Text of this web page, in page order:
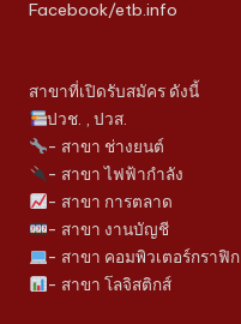
Facebook/etb.info
สาขาที่เปิดรับสมัคร ดังนี้
ปวช. , ปวส.
- สาขา ช่างยนต์
- สาขา ไฟฟ้ากำลัง
- สาขา การตลาด
- สาขา งานบัญชี
- สาขา คอมพิวเตอร์กราฟิก
- สาขา โลจิสติกส์